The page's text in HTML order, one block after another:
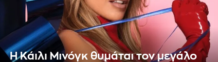
Η Κάιλι Μινόγκ θυμάται τον μεγάλο